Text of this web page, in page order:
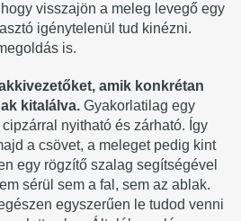
visszajön a meleg levegő egy
igénytelenül tud kinézni.
is.
amik konkrétan
kitalálva. Gyakorlatilag egy
nyitható és zárható. Így
a csövet, a meleget pedig kint
egy rögzítő szalag segítségével
sérül sem a fal, sem az ablak.
egyszerűen le tudod venni